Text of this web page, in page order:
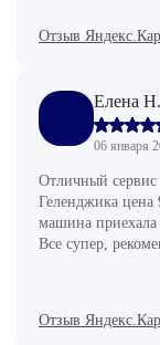
Отзыв
Елена Н.
06 января
Отличный сервис
Геленджика цена
машина
Все супер,
Отзыв